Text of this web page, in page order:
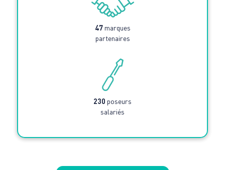
47marques
partenaires
230 poseurs
salariés